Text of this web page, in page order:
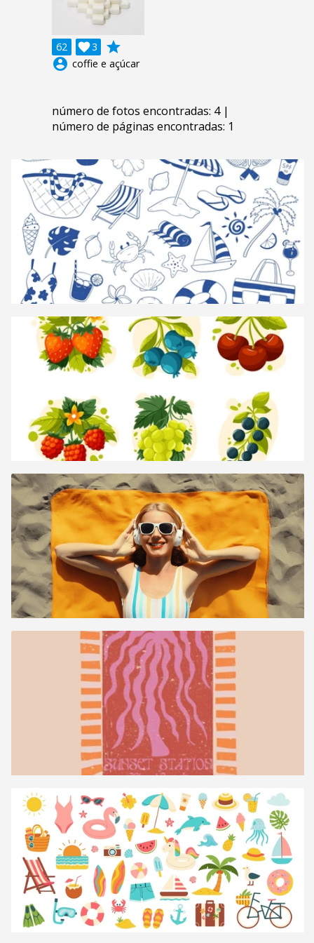
62 3

grade
account_circle coffie e açúcar
número de fotos encontradas: 4 |
número de páginas encontradas: 1